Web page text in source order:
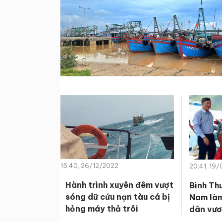
15:40, 26/12/2022
Hành trình xuyên đêm vượt
sóng dữ cứu nạn tàu cá bị
hỏng máy thả trôi
20:41,
Bình
Nam
dân